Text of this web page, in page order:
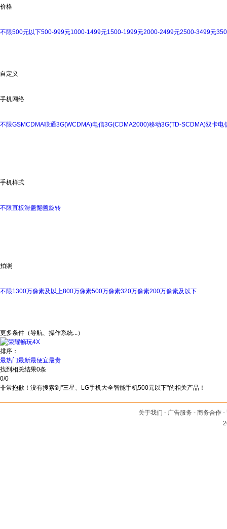
价格
不限500元以下500-999元1000-1499元1500-1999元2000-2499元2500-3499元
自定义
手机网络
不限GSMCDMA联通3G(WCDMA)电信3G(CDMA2000)移动3G(TD-SCDMA)双卡电
手机样式
不限直板滑盖翻盖旋转
拍照
不限1300万像素及以上800万像素500万像素320万像素200万像素及以下
更多条件（导航、操作系统...）
排序：
最热门最新最便宜最贵
找到相关结果0条
0/0
非常抱歉！没有搜索到"三星、LG手机大全智能手机500元以下"的相关产品！
关于我们 - 广告服务 - 商务合作 -